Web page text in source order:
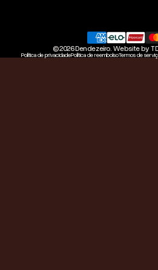
© 2026 Dendezeiro. Website by
Política de privacidadePolítica de reembolsoTermos de